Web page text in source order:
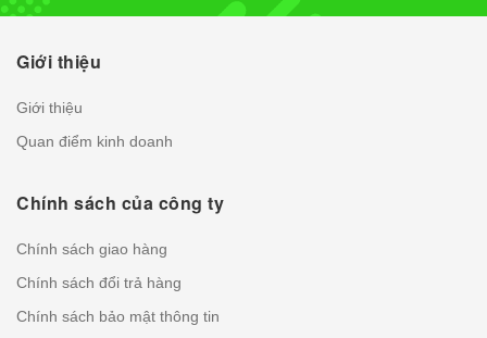
Giới thiệu
Giới thiệu
Quan điểm kinh doanh
Chính sách của công ty
Chính sách giao hàng
Chính sách đổi trả hàng
Chính sách bảo mật thông tin